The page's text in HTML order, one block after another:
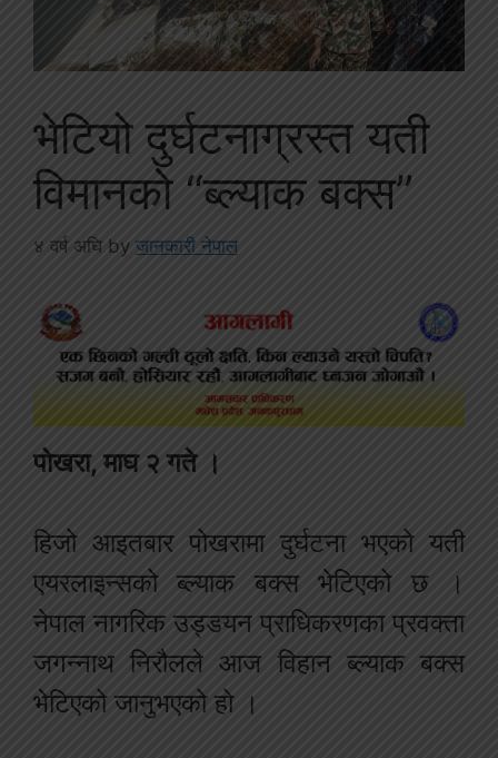
भेटियो दुर्घटनाग्रस्त यती
विमानको “ब्ल्याक बक्स”
४ वर्ष अघि by जानकारी नेपाल
पोखरा, माघ २ गते ।
हिजो आइतबार पोखरामा दुर्घटना भएको यती
एयरलाइन्सको ब्ल्याक बक्स भेटिएको छ ।
नेपाल नागरिक उड्डयन प्राधिकरणका प्रवक्ता
जगन्नाथ निरौलले आज विहान ब्ल्याक बक्स
भेटिएको जानुभएको हो ।